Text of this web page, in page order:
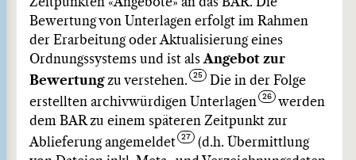
Bewertung von Unterlagen erfolgt im Rahmen
der Erarbeitung oder Aktualisierung eines
Ordnungssystems und ist als Angebot zur
Bewertungzu verstehen.
Die in der Folge
erstellten archivwürdigen Unterlagen
werden
dem BAR zu einem späteren Zeitpunkt zur
Ablieferung angemeldet
(d.h. Übermittlung